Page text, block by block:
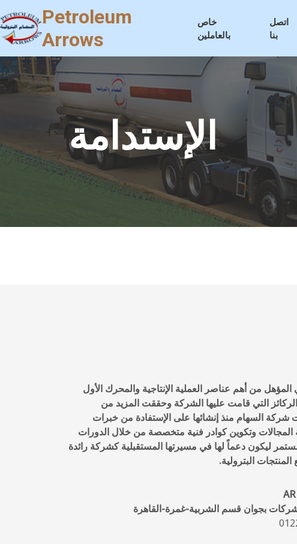
Petroleum
Arrows
خاص
بالعاملين
اتصل
بنا
الإستدامة
المؤهل من أهم عناصر العملية الإنتاجية والمحرك الأول
الركائز التي قامت عليها الشركة وحققت المزيد من
شركة السهام منذ إنشائها على الإستفادة من خبرات
المجالات وتكوين كوادر فنية متخصصة من خلال الدورات
ليكون دعماً لها في مسيرتها المستقبلية كشركة رائدة
البترولية.